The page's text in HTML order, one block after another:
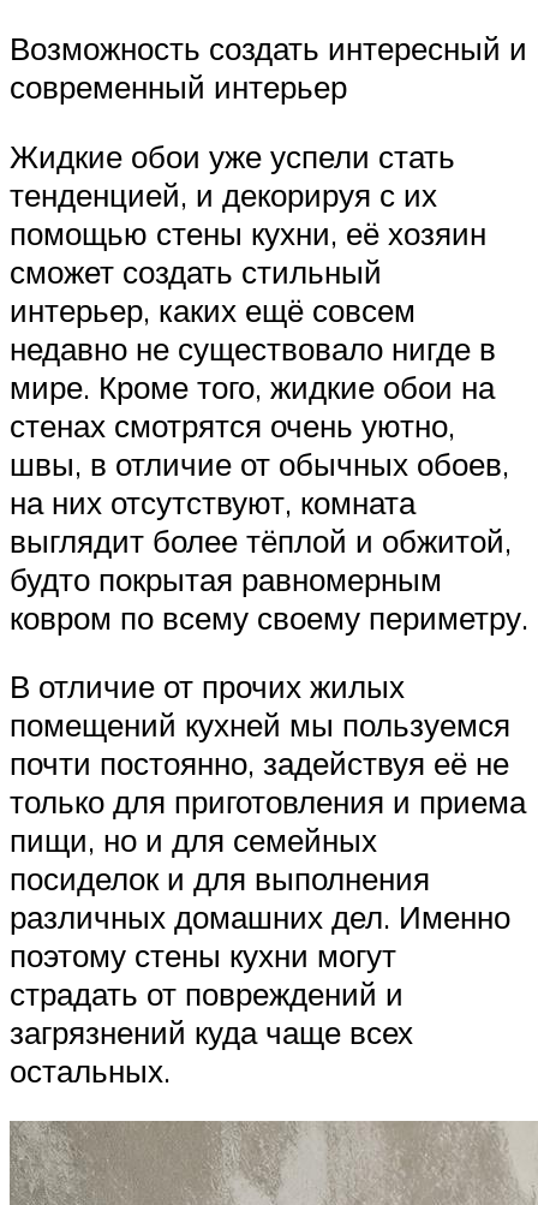
Возможность создать интересный и
современный интерьер
Жидкие обои уже успели стать
тенденцией, и декорируя с их
помощью стены кухни, её хозяин
сможет создать стильный
интерьер, каких ещё совсем
недавно не существовало нигде в
мире. Кроме того, жидкие обои на
стенах смотрятся очень уютно,
швы, в отличие от обычных обоев,
на них отсутствуют, комната
выглядит более тёплой и обжитой,
будто покрытая равномерным
ковром по всему своему периметру.
В отличие от прочих жилых
помещений кухней мы пользуемся
почти постоянно, задействуя её не
только для приготовления и приема
пищи, но и для семейных
посиделок и для выполнения
различных домашних дел. Именно
поэтому стены кухни могут
страдать от повреждений и
загрязнений куда чаще всех
остальных.